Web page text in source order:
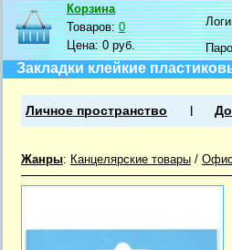
Корзина
Товаров:0
Цена:0 руб.
Закладки клейкие
Личное пространство
Жанры: Канцелярские товары /